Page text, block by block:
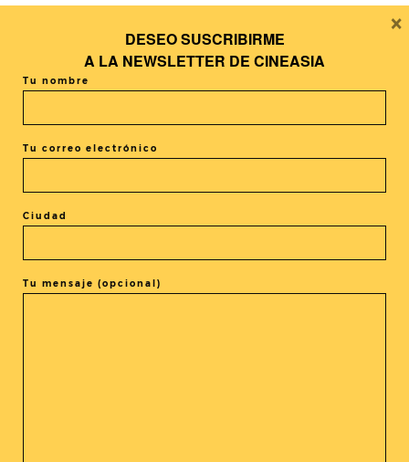
momentos del filme.
Lo peor
muchos personajes secundarios.
DESEO SUSCRIBIRME
A LA NEWSLETTER DE CINEASIA
Tu nombre
Tu correo electrónico
Ciudad
Tu mensaje (opcional)
×